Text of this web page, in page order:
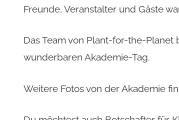
Freunde, Veranstalter und Gäste
Das Team von Plant-for-the-
wunderbaren Akademie-Tag.
Weitere Fotos von der Akademie